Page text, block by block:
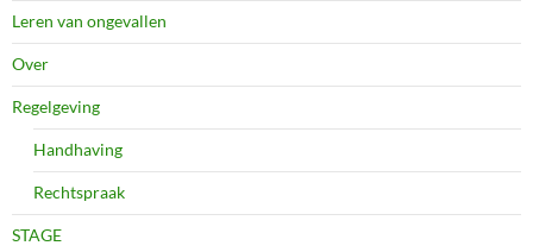
Leren van ongevallen
Over
Regelgeving
Handhaving
Rechtspraak
STAGE